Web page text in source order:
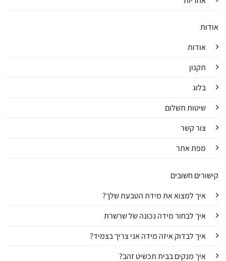
אודות
אודות
תקנון
בלוג
שיטות תשלום
צור קשר
מפת אתר
קישורים חשובים
איך למצוא את מידת הטבעת שלך?
איך לבחור מידה נכונה של שרשרת
איך לבדוק איזה מידה אני צריך בצמיד?
איך מנקים בבית תכשיט זהב?